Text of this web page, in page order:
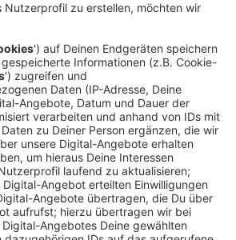
Kürzlich hat die Stadt zum
in Langerfeld aufgestellt. Ziel ist
Ort der Stadt eine Sirene zu
warnen zu können.
Sirenen noch mehr gebaut
Ergebnissen der Warntests ab.
08.08.2024 06:36